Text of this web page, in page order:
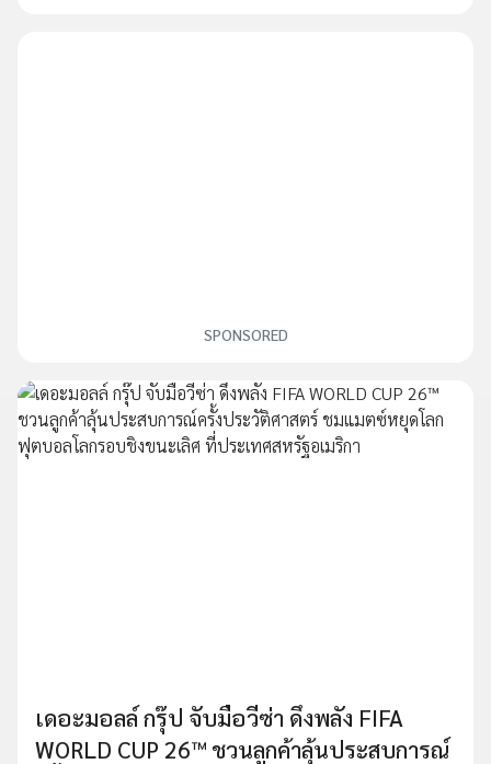
SPONSORED
เดอะมอลล์ กรุ๊ป จับมือวีซ่า ดึงพลัง FIFA
WORLD CUP 26™ ชวนลูกค้าลุ้นประสบการณ์